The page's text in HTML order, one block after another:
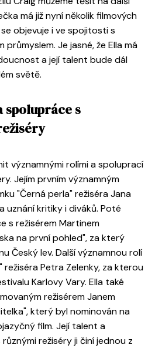
má již nyní několik filmových
objevuje i ve spojitosti s
Je jasné, že Ella má
a její talent bude dál
světě.
spolupráce s
významnými rolími a spoluprací
Jejím prvním významným
"Černá perla" režiséra Jana
uznání kritiky i diváků. Poté
s režisérem Martinem
na první pohled", za který
Český lev. Další významnou rolí
režiséra Petra Zelenky, za kterou
Karlovy Vary. Ella také
režisérem Janem
který byl nominován na
film. Její talent a
režiséry ji činí jednou z